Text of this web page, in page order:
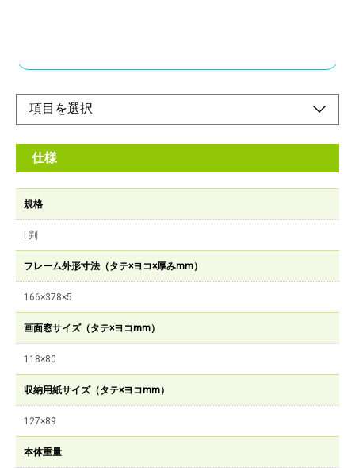
仕様
規格
L判
フレーム外形寸法（タテ×ヨコ×厚みmm）
166×378×5
画面窓サイズ（タテ×ヨコmm）
118×80
収納用紙サイズ（タテ×ヨコmm）
127×89
本体重量